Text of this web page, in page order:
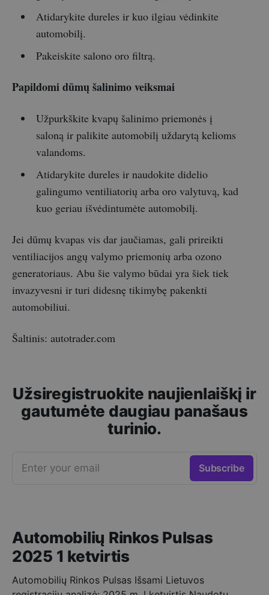
Atidarykite dureles ir kuo ilgiau vėdinkite
automobilį.
Pakeiskite salono oro filtrą.
Papildomi dūmų šalinimo veiksmai
Užpurkškite kvapų šalinimo priemonės į
saloną ir palikite automobilį uždarytą kelioms
valandoms.
Atidarykite dureles ir naudokite didelio
galingumo ventiliatorių arba oro valytuvą, kad
kuo geriau išvėdintumėte automobilį.
Jei dūmų kvapas vis dar jaučiamas, gali prireikti
ventiliacijos angų valymo priemonių arba ozono
generatoriaus. Abu šie valymo būdai yra šiek tiek
invazyvesni ir turi didesnę tikimybę pakenkti
automobiliui.
Šaltinis: autotrader.com
Užsiregistruokite naujienlaiškį ir
gautumėte daugiau panašaus
turinio.
Enter your email Subscribe
Automobilių Rinkos Pulsas
2025 1 ketvirtis
Automobilių Rinkos Pulsas Išsami Lietuvos